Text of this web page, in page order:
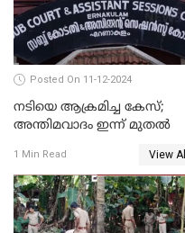
Posted On 11-12-2024
നടിയെ ആക്രമിച്ച കേസ്;
അന്തിമവാദം ഇന്ന് മുതല്‍
1 Min Read View All